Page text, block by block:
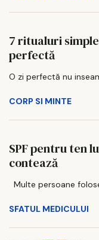
7 ritualuri
perfectă
O zi perfectă nu
CORP SI MINTE
SPF pentru ten
contează
Multe persoane
SFATUL MEDICULUI